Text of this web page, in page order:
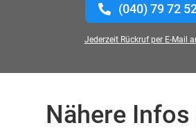
(040) 79 72
Jederzeit Rückruf per E-Mail
Nähere